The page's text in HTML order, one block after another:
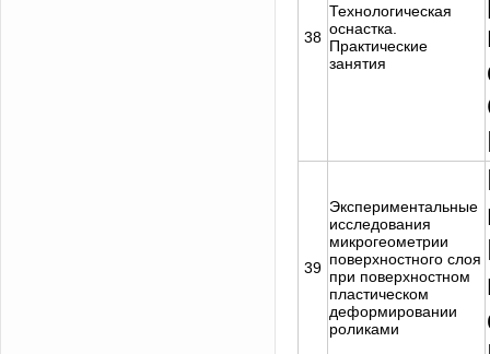
38
Технологическая
оснастка.
Практические
занятия
39
Экспериментальные
исследования
микрогеометрии
поверхностного слоя
при поверхностном
пластическом
деформировании
роликами